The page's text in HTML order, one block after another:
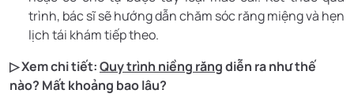
trình, bác sĩ sẽ hướng dẫn chăm sóc răng miệng và hẹn
lịch tái khám tiếp theo.
▷ Xem chi tiết:Quy trình niềng răngdiễn ra như thế
nào? Mất khoảng bao lâu?